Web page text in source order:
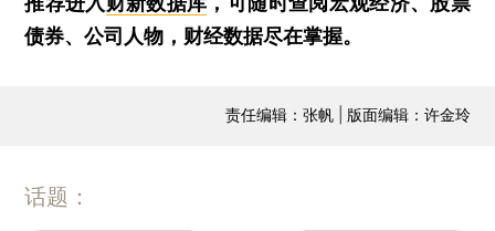
债券、公司人物，财经数据尽在掌握。
责任编辑：张帆 | 版面编辑：许金玲
话题：